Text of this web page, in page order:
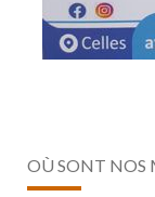
OÙ SONT NOS